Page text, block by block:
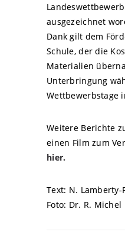
ausgezeichnet
Dank gilt dem
Schule, der die
Materialien
Unterbringung
Wettbewerbstage
Weitere Berichte
einen Film zum
hier.
Text: N. Lamberty-
Foto: Dr. R. Michel